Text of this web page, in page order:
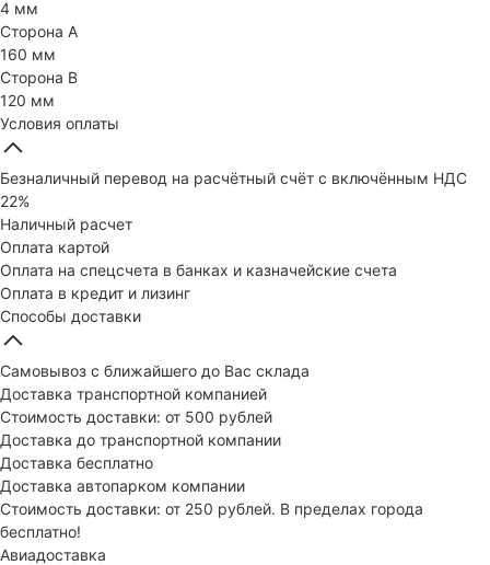
4 мм
Сторона А
160 мм
Сторона В
120 мм
Условия оплаты
Безналичный перевод на расчётный счёт с включённым НДС
22%
Наличный расчет
Оплата картой
Оплата на спецсчета в банках и казначейские счета
Оплата в кредит и лизинг
Способы доставки
Самовывоз с ближайшего до Вас склада
Доставка транспортной компанией
Стоимость доставки: от 500 рублей
Доставка до транспортной компании
Доставка бесплатно
Доставка автопарком компании
Стоимость доставки: от 250 рублей. В пределах города
бесплатно!
Авиадоставка